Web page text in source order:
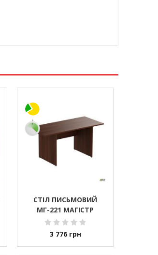
СТІЛ ПИСЬМОВИЙ
МГ-221 МАГІСТР
3 776 грн